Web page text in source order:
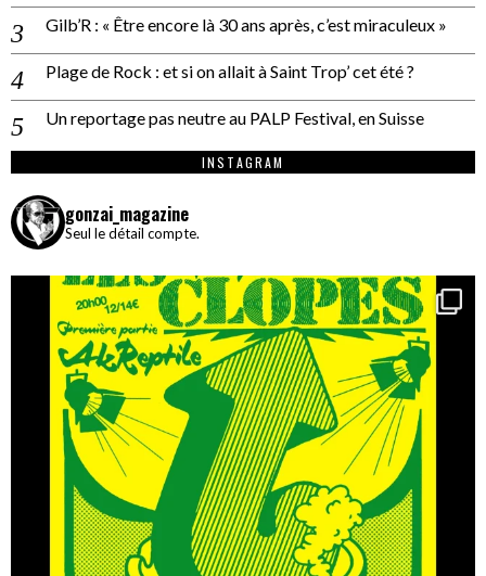
Gilb’R : « Être encore là 30 ans après, c’est miraculeux »
Plage de Rock : et si on allait à Saint Trop’ cet été ?
Un reportage pas neutre au PALP Festival, en Suisse
INSTAGRAM
gonzai_magazine
Seul le détail compte.